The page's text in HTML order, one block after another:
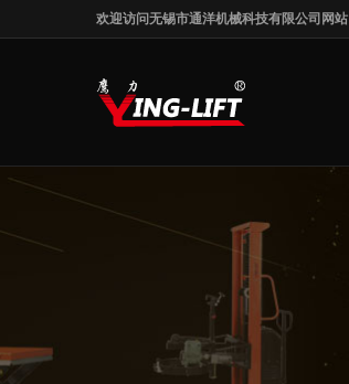
欢迎访问无锡市通洋机械科技有限公司网站